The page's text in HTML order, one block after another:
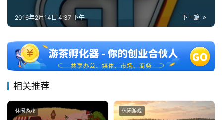
下一篇
2016年2月14日 4:37 下午
相关推荐
休闲游戏 休闲游戏